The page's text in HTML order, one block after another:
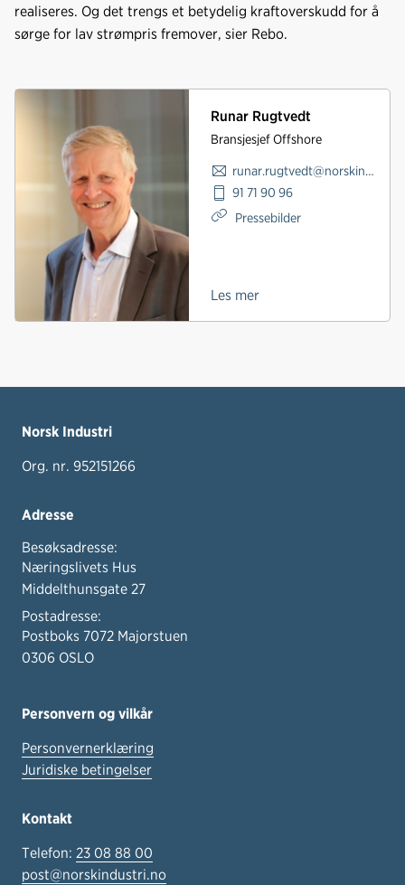
realiseres. Og det trengs et betydelig kraftoverskudd for å
sørge for lav strømpris fremover, sier Rebo.
Runar Rugtvedt
Bransjesjef Offshore
runar.rugtvedt@norskindustri.no
91 71 90 96
Pressebilder
Les mer
Norsk Industri
Org. nr. 952151266
Adresse
Besøksadresse:
Næringslivets Hus
Middelthunsgate 27
Postadresse:
Postboks 7072 Majorstuen
0306 OSLO
Personvern og vilkår
Personvernerklæring
Juridiske betingelser
Kontakt
Telefon: 23 08 88 00
post@norskindustri.no